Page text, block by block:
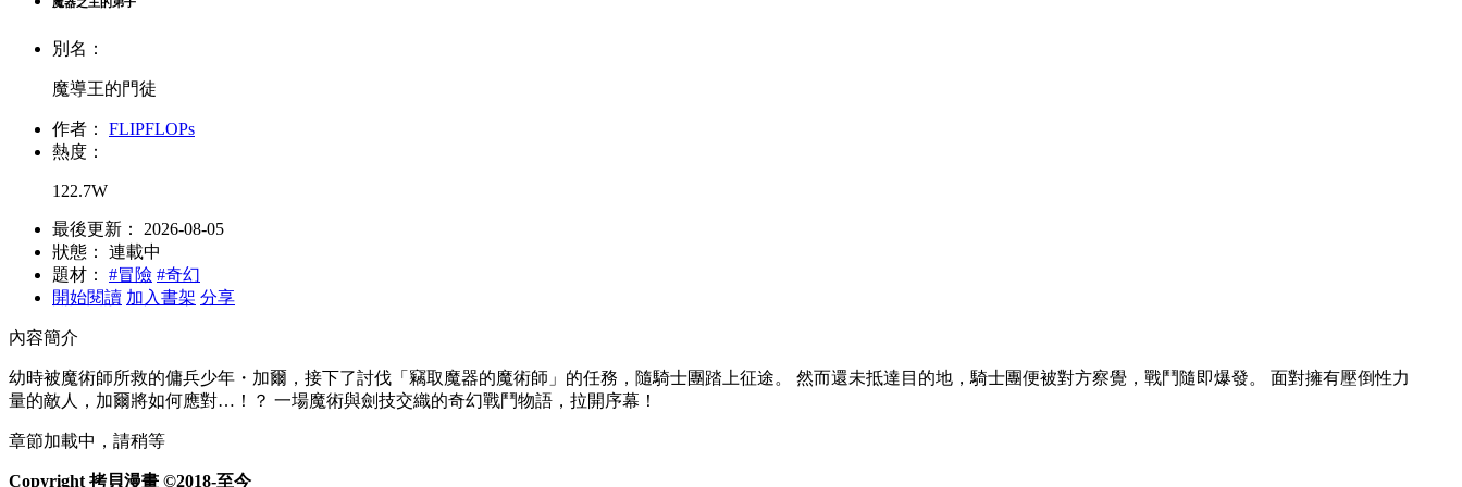
別名：
魔導王的門徒
作者：
FLIPFLOPs
熱度：
122.7W
最後更新：
2026-08-05
狀態：
連載中
題材：
#冒險 #奇幻
開始閱讀 加入書架 分享
內容簡介
幼時被魔術師所救的傭兵少年・加爾，接下了討伐「竊取魔器的魔術師」的任務，隨騎士團踏上征途。 然而還未抵達目的地，騎士團便被對方察覺，戰鬥隨即爆發。 面對擁有壓倒性力
量的敵人，加爾將如何應對…！？ 一場魔術與劍技交織的奇幻戰鬥物語，拉開序幕！
章節加載中，請稍等
Copyright 拷貝漫畫 ©2018-至今